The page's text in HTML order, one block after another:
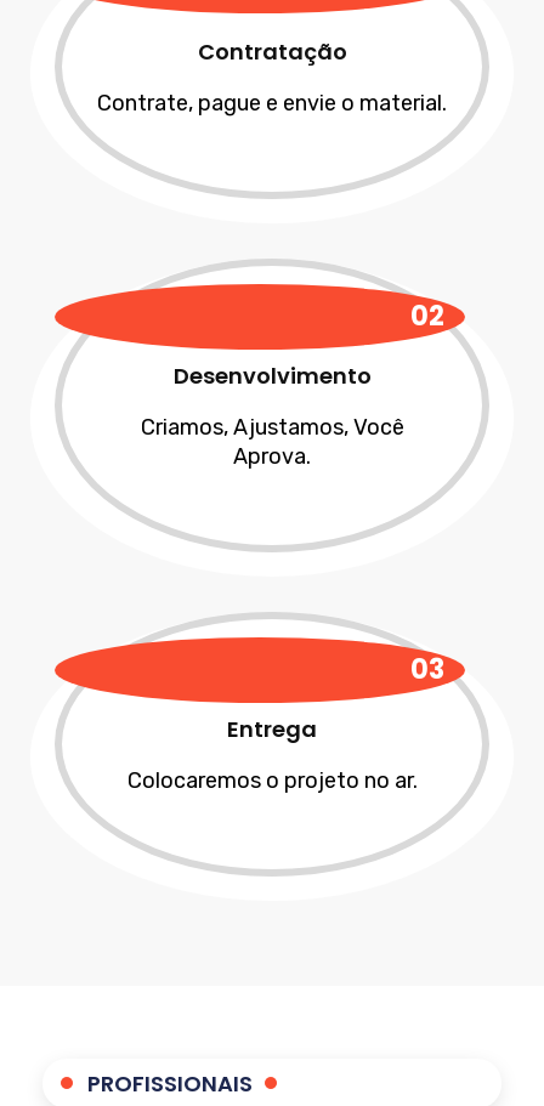
Contratação
Contrate, pague e envie o material.
02
Desenvolvimento
Criamos, Ajustamos, Você
Aprova.
03
Entrega
Colocaremos o projeto no ar.
PROFISSIONAIS